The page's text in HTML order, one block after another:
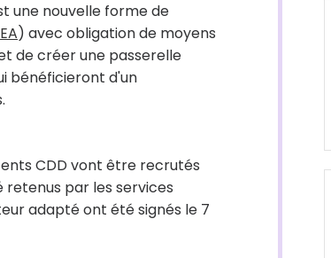
une nouvelle forme de
EA) avec obligation de moyens
de créer une passerelle
bénéficieront d'un
CDD vont être recrutés
par les services
adapté ont été signés le 7